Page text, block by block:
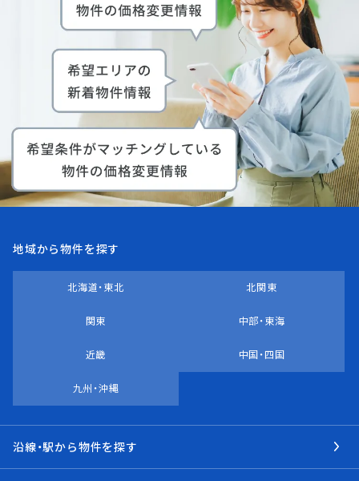
地域から物件を探す
北海道・東北 北関東
関東 中部・東海
近畿 中国・四国
九州・沖縄
沿線・駅から物件を探す